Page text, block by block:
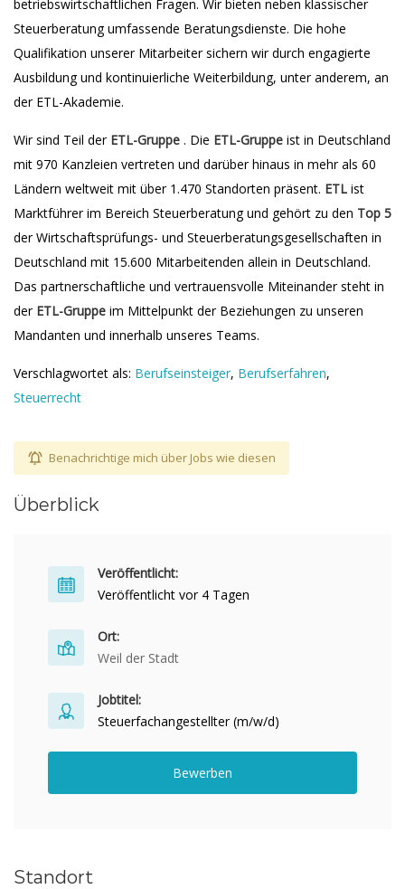
betriebswirtschaftlichen Fragen. Wir bieten neben klassischer
Steuerberatung umfassende Beratungsdienste. Die hohe
Qualifikation unserer Mitarbeiter sichern wir durch engagierte
Ausbildung und kontinuierliche Weiterbildung, unter anderem, an
der ETL-Akademie.
Wir sind Teil der ETL-Gruppe . Die ETL-Gruppe ist in Deutschland
mit 970 Kanzleien vertreten und darüber hinaus in mehr als 60
Ländern weltweit mit über 1.470 Standorten präsent. ETL ist
Marktführer im Bereich Steuerberatung und gehört zu den Top 5
der Wirtschaftsprüfungs- und Steuerberatungsgesellschaften in
Deutschland mit 15.600 Mitarbeitenden allein in Deutschland.
Das partnerschaftliche und vertrauensvolle Miteinander steht in
der ETL-Gruppe im Mittelpunkt der Beziehungen zu unseren
Mandanten und innerhalb unseres Teams.
Verschlagwortet als: Berufseinsteiger, Berufserfahren,
Steuerrecht
Benachrichtige mich über Jobs wie diesen
Überblick
Veröffentlicht:
Veröffentlicht vor 4 Tagen
Ort:
Weil der Stadt
Jobtitel:
Steuerfachangestellter (m/w/d)
Bewerben
Standort